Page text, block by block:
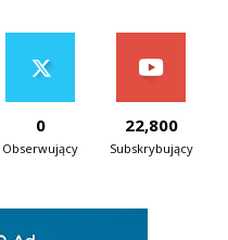
0
Obserwujący
22,800
Subskrybujący